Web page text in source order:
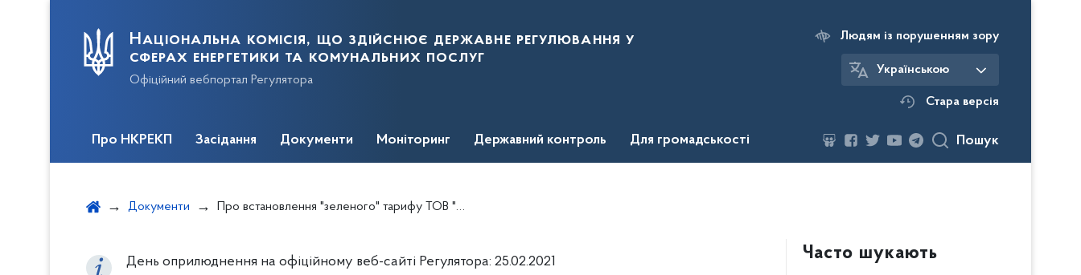
Національна комісія, що здійснює державне регулювання у
сферах енергетики та комунальних послуг
Офіційний вебпортал Регулятора
Людям із порушенням зору
Українською
Стара версія
Про НКРЕКП Засідання Документи Моніторинг Державний контроль Для громадськості Пошук
Документи Про встановлення "зеленого" тарифу ТОВ "КРИСТАЛ-ЕНЕРГО
День оприлюднення на офіційному веб-сайті Регулятора: 25.02.2021 Часто шукають